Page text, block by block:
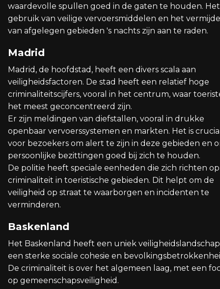
waardevolle spullen goed in de gaten te houden. Het
gebruik van veilige vervoersmiddelen en het
van afgelegen gebieden 's nachts zijn aan te raden.
Madrid
Madrid, de hoofdstad, heeft een divers scala aan
veiligheidsfactoren. De stad heeft een relatief hoge
criminaliteitscijfers, vooral in het centrum, waar
het meest geconcentreerd zijn.
Er zijn meldingen van diefstallen, vooral in drukke
openbaar vervoerssystemen en markten. Het is
voor bezoekers om alert te zijn in deze gebieden en
persoonlijke bezittingen goed bij zich te houden.
De politie heeft speciale eenheden die zich richten op
criminaliteit in toeristische gebieden. Dit helpt om de
veiligheid op straat te waarborgen en incidenten te
verminderen.
Baskenland
Het Baskenland heeft een uniek
een sterke sociale cohesie en
De criminaliteit is over het algemeen laag, met een
op gemeenschapsveiligheid.